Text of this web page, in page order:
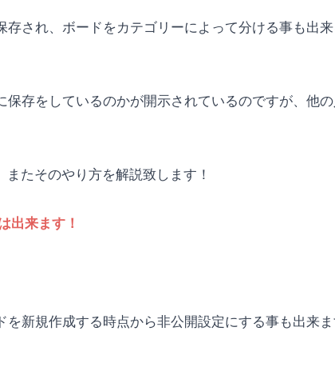
され、ボードをカテゴリーによって分ける事も出
存をしているのかが開示されているのですが、他
たそのやり方を解説致します！
出来ます！
新規作成する時点から非公開設定にする事も出来ま